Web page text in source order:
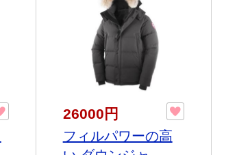
26000円
フィルパワーの高